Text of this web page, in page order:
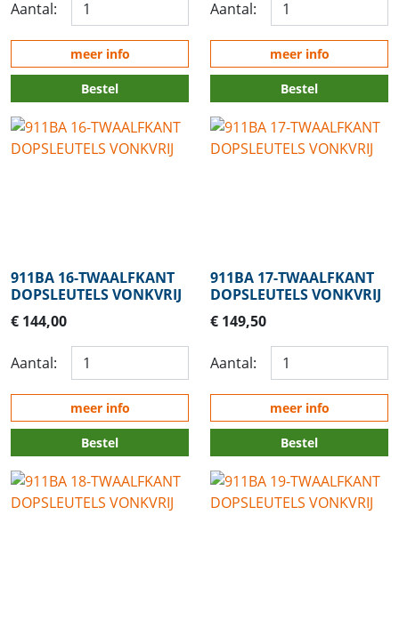
Aantal:
meer info
Bestel
Aantal:
meer info
Bestel
911BA 16-TWAALFKANT
DOPSLEUTELS VONKVRIJ
€ 144,00
Aantal:
meer info
Bestel
911BA 17-TWAALFKANT
DOPSLEUTELS VONKVRIJ
€ 149,50
Aantal:
meer info
Bestel